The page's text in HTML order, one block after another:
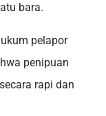
bara.
pelapor
penipuan
rapi dan